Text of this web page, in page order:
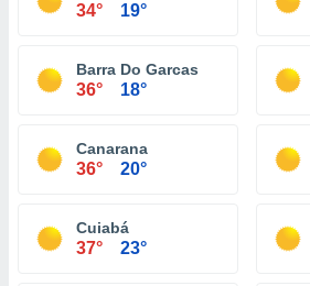
34° 19°
Barra Do Garcas
36° 18°
Canarana
36° 20°
Cuiabá
37° 23°